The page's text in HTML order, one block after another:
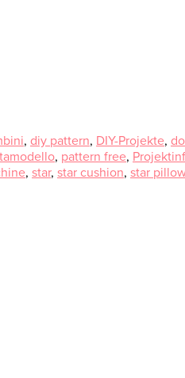
, diy pattern, DIY-Projekte,
, pattern free,
, star, star cushion, star pillow